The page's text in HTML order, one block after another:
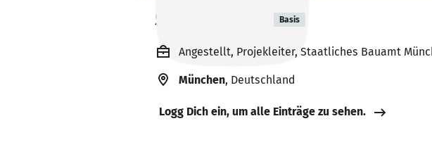
Stefan Blaha Basis
Angestellt, Projekleiter, Staatliches Bauamt
München, Deutschland
Logg Dich ein, um alle Einträge zu sehen.